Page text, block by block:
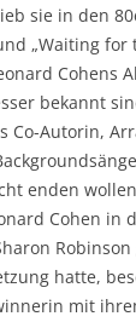
sie in den
„Waiting
Cohens
bekannt
Co-Autorin,
enden
Cohen in
hatte,
mit